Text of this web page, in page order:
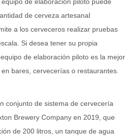
de cerveza artesanal
a los cerveceros realizar pruebas
Si desea tener su propia
de elaboración piloto es la mejor
bares, cervecerías o restaurantes.
conjunto de sistema de cervecería
Brewery Company en 2019, que
de 200 litros, un tanque de agua